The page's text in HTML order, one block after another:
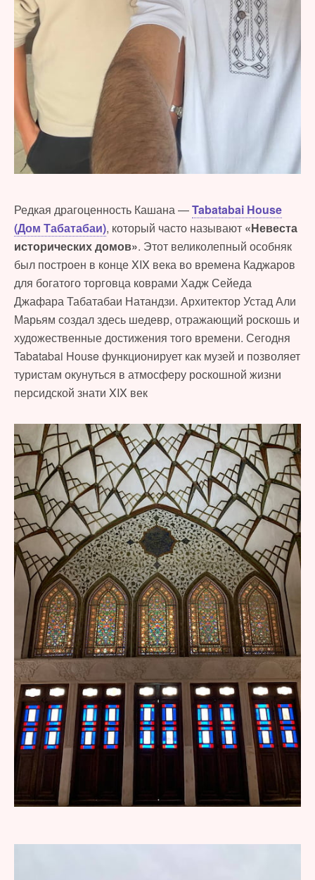
Редкая драгоценность Кашана —Tabatabai House
(Дом Табатабаи), который часто называют «Невеста
исторических домов». Этот великолепный особняк
был построен в конце XIX века во времена Каджаров
для богатого торговца коврами Хадж Сейеда
Джафара Табатабаи Натандзи. Архитектор Устад Али
Марьям создал здесь шедевр, отражающий роскошь и
художественные достижения того времени. Сегодня
Tabatabai House функционирует как музей и позволяет
туристам окунуться в атмосферу роскошной жизни
персидской знати XIX век